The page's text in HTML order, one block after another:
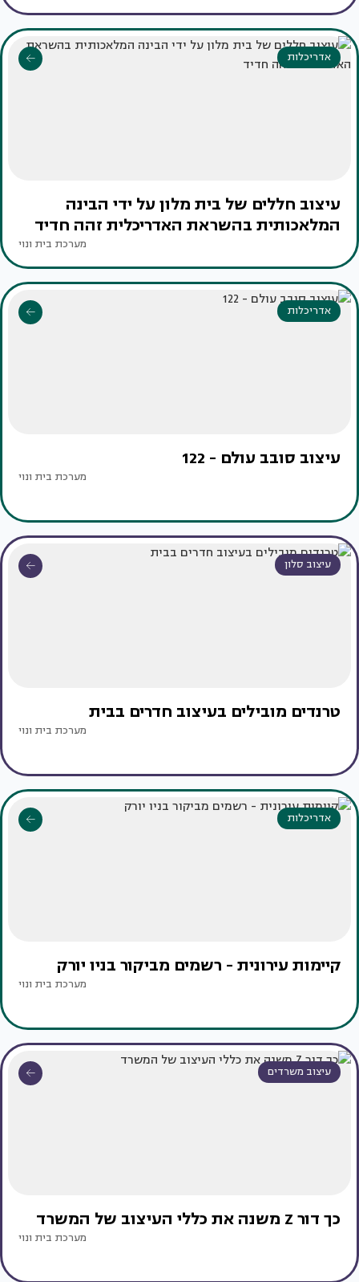
אדריכלות
עיצוב חללים של בית מלון על ידי הבינה
המלאכותית בהשראת האדריכלית זהה חדיד
מערכת בית ונוי
אדריכלות
עיצוב סובב עולם - 122
מערכת בית ונוי
עיצוב סלון
טרנדים מובילים בעיצוב חדרים בבית
מערכת בית ונוי
אדריכלות
קיימות עירונית - רשמים מביקור בניו יורק
מערכת בית ונוי
עיצוב משרדים
כך דור Z משנה את כללי העיצוב של המשרד
מערכת בית ונוי